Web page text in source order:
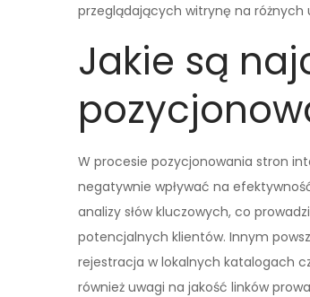
przeglądających witrynę na różnych
Jakie są
W procesie pozycjonowania stron
negatywnie wpływać na
analizy słów kluczowych, co
potencjalnych klientów. Innym
rejestracja w lokalnych katalogach
również uwagi na jakość linków